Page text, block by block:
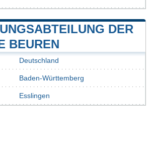
DER
BEUREN
Deutschland
Baden-Württemberg
Esslingen